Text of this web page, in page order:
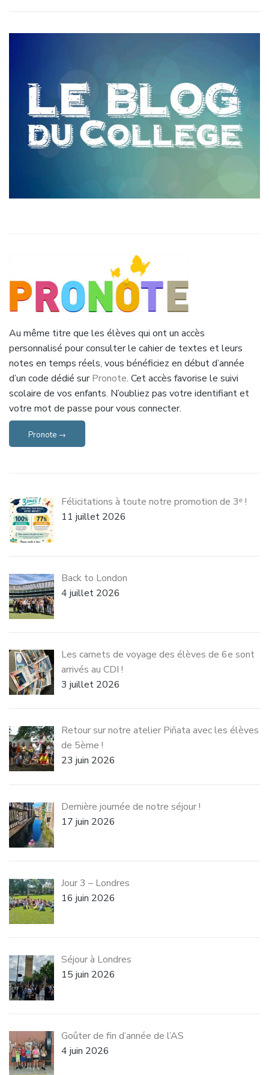
Au même titre que les élèves qui ont un accès
personnalisé pour consulter le cahier de textes et leurs
notes en temps réels, vous bénéficiez en début d’année
d’un code dédié surPronote. Cet accès favorise le suivi
scolaire de vos enfants. N’oubliez pas votre identifiant et
votre mot de passe pour vous connecter.
Pronote →
Félicitations à toute notre promotion de 3ᵉ !
11 juillet 2026
Back to London
4 juillet 2026
Les carnets de voyage des élèves de 6e sont
arrivés au CDI !
3 juillet 2026
Retour sur notre atelier Piñata avec les élèves
de 5ème !
23 juin 2026
Dernière journée de notre séjour !
17 juin 2026
Jour 3 – Londres
16 juin 2026
Séjour à Londres
15 juin 2026
Goûter de fin d’année de l’AS
4 juin 2026